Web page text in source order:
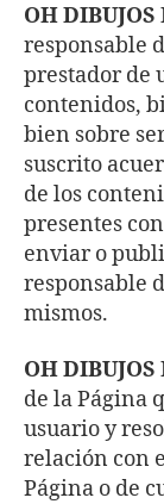
OH DIBUJOS
responsable
prestador de
contenidos,
bien sobre
suscrito
de los
presentes
enviar o
responsable
mismos.
OH DIBUJOS
de la Página
usuario y
relación con
Página o de